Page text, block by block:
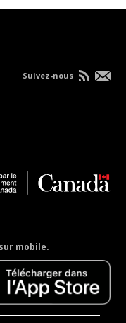
mobile.
Suivez-nous